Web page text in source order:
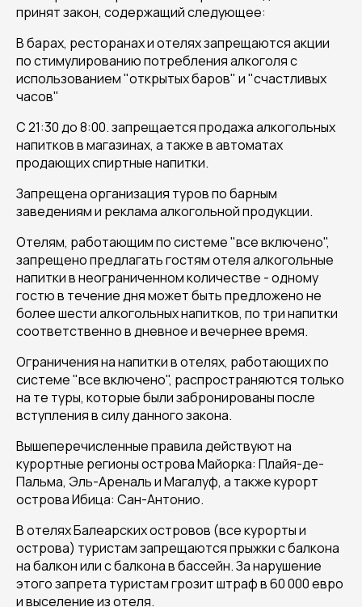
принят закон, содержащий следующее:
В барах, ресторанах и отелях запрещаются акции
по стимулированию потребления алкоголя с
использованием "открытых баров" и "счастливых
часов"
С 21:30 до 8:00. запрещается продажа алкогольных
напитков в магазинах, а также в автоматах
продающих спиртные напитки.
Запрещена организация туров по барным
заведениям и реклама алкогольной продукции.
Отелям, работающим по системе "все включено",
запрещено предлагать гостям отеля алкогольные
напитки в неограниченном количестве - одному
гостю в течение дня может быть предложено не
более шести алкогольных напитков, по три напитки
соответственно в дневное и вечернее время.
Ограничения на напитки в отелях, работающих по
системе "все включено", распространяются только
на те туры, которые были забронированы после
вступления в силу данного закона.
Вышеперечисленные правила действуют на
курортные регионы острова Майорка: Плайя-де-
Пальма, Эль-Ареналь и Магалуф, а также курорт
острова Ибица: Сан-Антонио.
В отелях Балеарских островов (все курорты и
острова) туристам запрещаются прыжки с балкона
на балкон или с балкона в бассейн. За нарушение
этого запрета туристам грозит штраф в 60 000 евро
и выселение из отеля.